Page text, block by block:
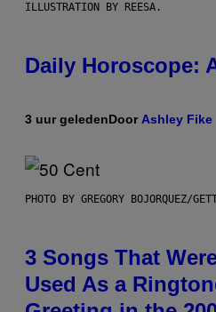
ILLUSTRATION BY REESA.
Daily Horoscope:
3 uur geledenDoor Ashley Fike
PHOTO BY GREGORY BOJORQUEZ/
3 Songs That
Used As a